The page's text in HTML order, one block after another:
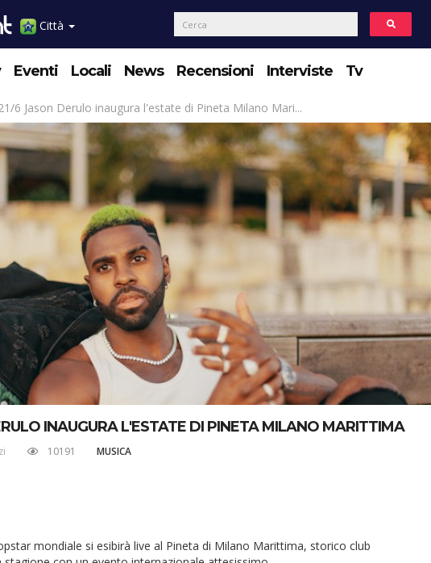
Città
Eventi Locali News Recensioni Interviste Tv
6 Jason Derulo inaugura l'estate di Pineta Milano Mari...
INAUGURA L'ESTATE DI PINETA MILANO MARITTIMA
10191 MUSICA
mondiale si esibirà live al Pineta di Milano Marittima, storico club